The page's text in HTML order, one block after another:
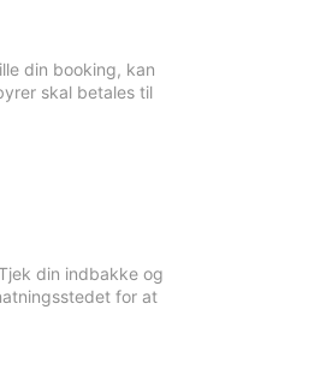
din booking, kan
skal betales til
din indbakke og
for at